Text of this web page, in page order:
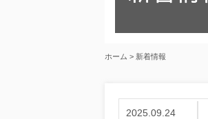
ホーム > 新着情報
2025.09.24